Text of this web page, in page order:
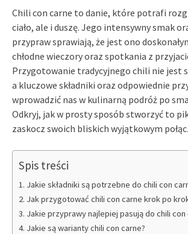
Chili con carne to danie, które potrafi
ciało, ale i duszę. Jego intensywny smak
przypraw sprawiają, że jest ono
chłodne wieczory oraz spotkania z
Przygotowanie tradycyjnego chili nie jest
a kluczowe składniki oraz odpowiednie
wprowadzić nas w kulinarną podróż po
Odkryj, jak w prosty sposób stworzyć to
zaskocz swoich bliskich wyjątkowym
Spis treści
Jakie składniki są potrzebne do chili con
Jak przygotować chili con carne krok po
Jakie przyprawy najlepiej pasują do chili con
Jakie są warianty chili con carne?